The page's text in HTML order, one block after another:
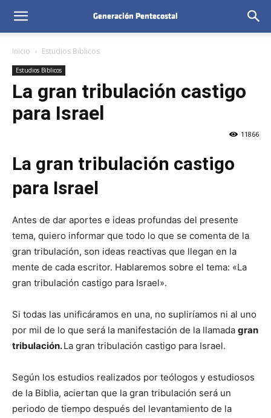
Inicio Estudios Biblicos
Estudios Biblicos
La gran tribulación castigo
para Israel
11866
La gran tribulación castigo
para Israel
Antes de dar aportes e ideas profundas del presente
tema, quiero informar que todo lo que se comenta de la
gran tribulación, son ideas reactivas que llegan en la
mente de cada escritor. Hablaremos sobre el tema: «La
gran tribulación castigo para Israel».
Si todas las unificáramos en una, no supliríamos ni al uno
por mil de lo que será la manifestación de la llamada gran
tribulación.La gran tribulación castigo para Israel.
Según los estudios realizados por teólogos y estudiosos
de la Biblia, aciertan que la gran tribulación será un
periodo de tiempo después del levantamiento de la